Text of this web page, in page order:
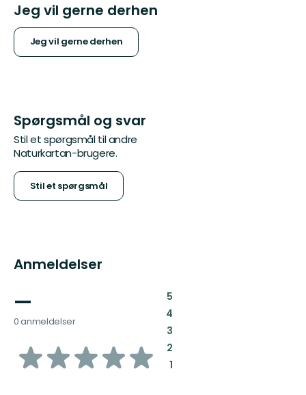
Jeg vil gerne derhen
Jeg vil gerne derhen
Spørgsmål og svar
Stil et spørgsmål til andre
Naturkartan-brugere.
Stil et spørgsmål
Anmeldelser
—
0 anmeldelser
ud
5:
4:
3:
2:
1: